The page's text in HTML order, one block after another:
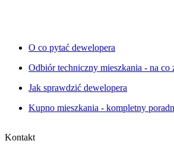
O co pytać dewelopera
Odbiór techniczny mieszkania - na co
Jak sprawdzić dewelopera
Kupno mieszkania - kompletny
Kontakt